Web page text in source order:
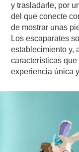
y trasladarle, por
del que conecte
de mostrar unas
Los escaparates
establecimiento y,
características
experiencia única